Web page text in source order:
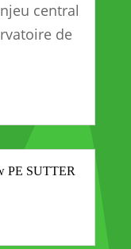
central
de
PE SUTTER